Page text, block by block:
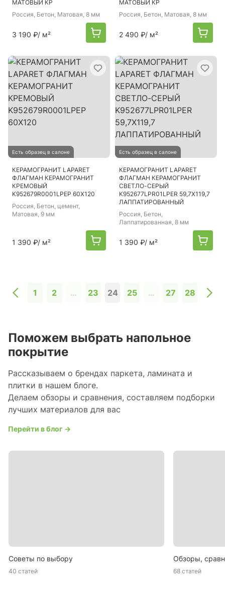
МАТОВЫЙ КР
Россия, Бетон, Матовая, 8 мм
3 190 ₽/ м²
МАТОВЫЙ КР
Россия, Бетон, Матовая, 8 мм
2 490 ₽/ м²
Есть образец в салоне
КЕРАМОГРАНИТ LAPARET
ФЛАГМАН КЕРАМОГРАНИТ
КРЕМОВЫЙ
K952679R0001LPEP 60Х120
Россия, Бетон, цемент,
Матовая, 9 мм
1 390 ₽/ м²
Есть образец в салоне
КЕРАМОГРАНИТ LAPARET
ФЛАГМАН КЕРАМОГРАНИТ
СВЕТЛО-СЕРЫЙ
K952677LPR01LPER 59,7Х119,7
ЛАППАТИРОВАННЫЙ
Россия, Бетон,
Лаппатированная, 8 мм
1 390 ₽/ м²
1 2 … 23 24 25 … 27 28
Поможем выбрать напольное
покрытие
Рассказываем о брендах паркета, ламината и
плитки в нашем блоге.
Делаем обзоры и сравнения, составляем подборки
лучших материалов для вас
Перейти в блог →
Советы по выбору
40 статей
Обзоры,
68 статей